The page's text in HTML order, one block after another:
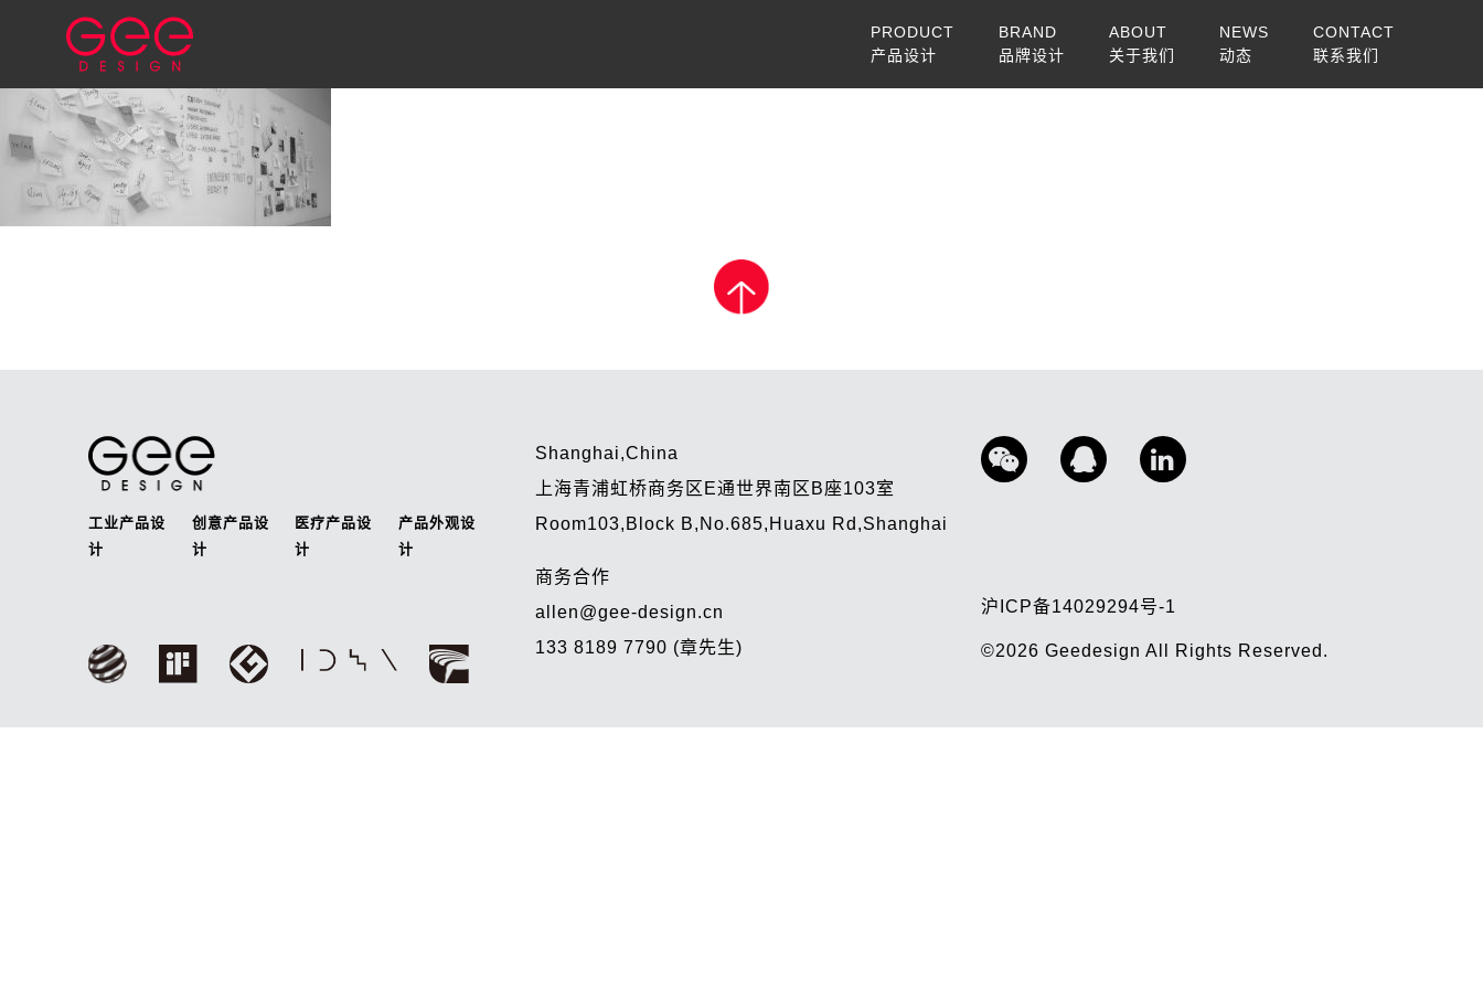
PRODUCT
产品设计
BRAND
品牌设计
ABOUT
关于我们
NEWS
动态
CONTACT
联系我们
工业产品设
计
创意产品设
计
医疗产品设
计
产品外观设
计
Shanghai,China
上海青浦虹桥商务区E通世界南区B座103室
Room103,Block B,No.685,Huaxu Rd,Shanghai
商务合作
allen@gee-design.cn
133 8189 7790 (章先生)
沪ICP备14029294号-1
©2026GeedesignAll Rights Reserved.